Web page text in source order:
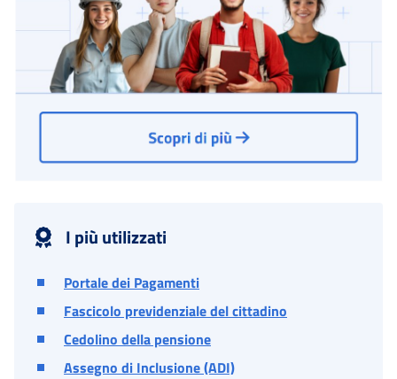
I più utilizzati
Portale dei Pagamenti
Fascicolo previdenziale del cittadino
Cedolino della pensione
Assegno di Inclusione (ADI)